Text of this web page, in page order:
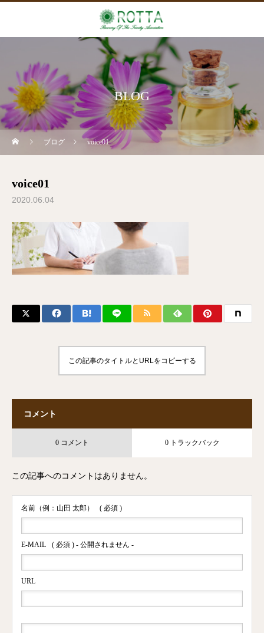
BLOG
ブログ voice01
voice01
2020.06.04
この記事のタイトルとURLをコピーする
コメント
0 コメント 0 トラックバック
この記事へのコメントはありません。
名前（例：山田 太郎） ( 必須 )
E-MAIL ( 必須 ) - 公開されません -
URL